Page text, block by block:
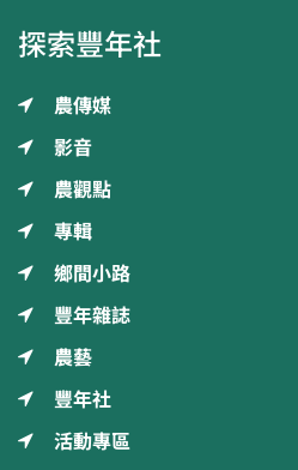
探索豐年社
農傳媒
影音
農觀點
專輯
鄉間小路
豐年雜誌
農藝
豐年社
活動專區